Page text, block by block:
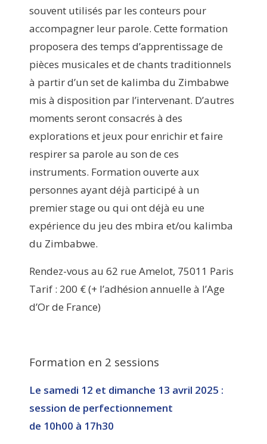
souvent utilisés par les conteurs pour
accompagner leur parole. Cette formation
proposera des temps d’apprentissage de
pièces musicales et de chants traditionnels
à partir d’un set de kalimba du Zimbabwe
mis à disposition par l’intervenant. D’autres
moments seront consacrés à des
explorations et jeux pour enrichir et faire
respirer sa parole au son de ces
instruments. Formation ouverte aux
personnes ayant déjà participé à un
premier stage ou qui ont déjà eu une
expérience du jeu des mbira et/ou kalimba
du Zimbabwe.
Rendez-vous au 62 rue Amelot, 75011 Paris
Tarif : 200 € (+ l’adhésion annuelle à l’Age
d’Or de France)
Formation en 2 sessions
Le samedi 12 et dimanche 13 avril 2025 :
session de perfectionnement
de 10h00 à 17h30